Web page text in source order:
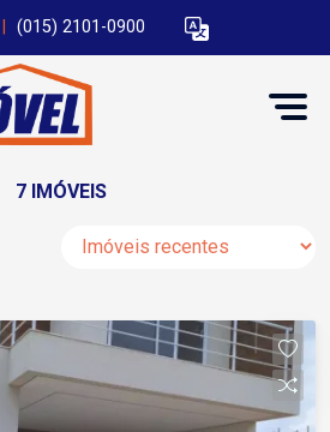
(015) 2101-0900
7 IMÓVEIS